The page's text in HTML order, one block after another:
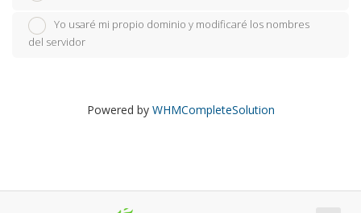
Yo usaré mi propio dominio y modificaré los nombres
del servidor
Powered by WHMCompleteSolution